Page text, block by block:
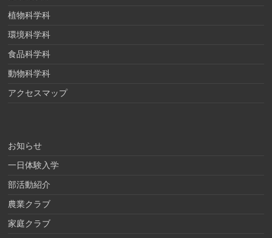
植物科学科
環境科学科
食品科学科
動物科学科
アクセスマップ
お知らせ
一日体験入学
部活動紹介
農業クラブ
家庭クラブ